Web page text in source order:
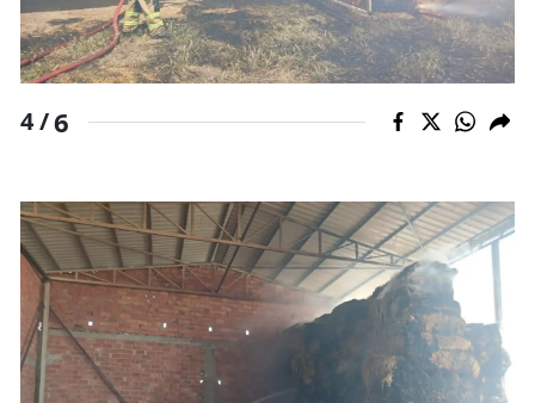
4 /6